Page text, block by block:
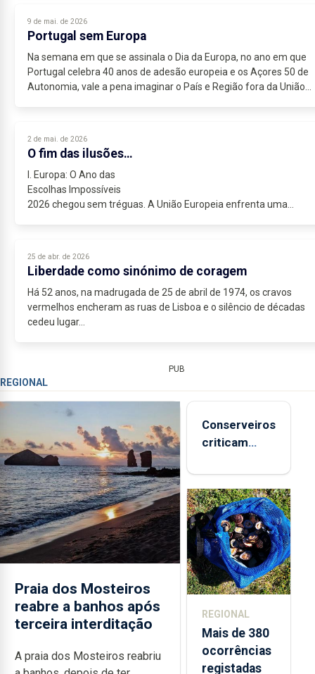
9 de mai. de 2026
Portugal sem Europa
Na semana em que se assinala o Dia da Europa, no ano em que
Portugal celebra 40 anos de adesão europeia e os Açores 50 de
Autonomia, vale a pena imaginar o País e Região fora da União
2 de mai. de 2026
O fim das ilusões…
I. Europa: O Ano das
Escolhas Impossíveis
2026 chegou sem tréguas. A União Europeia enfrenta uma
25 de abr. de 2026
Liberdade como sinónimo de coragem
Há 52 anos, na madrugada de 25 de abril de 1974, os cravos
vermelhos encheram as ruas de Lisboa e o silêncio de décadas
cedeu lugar...
PUB
REGIONAL
Praia dos Mosteiros
reabre a banhos após
terceira interditação
A praia dos Mosteiros reabriu
Conserveiros
criticam
brancas com
selo Marca
Açores
REGIONAL
Mais de 380
ocorrências
registadas